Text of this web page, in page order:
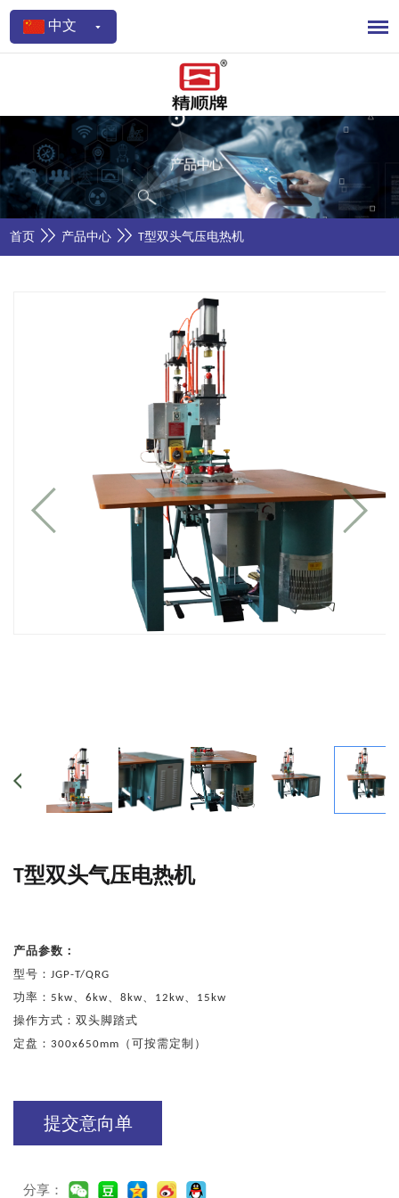
中文
首页 产品中心 T型双头气压电热机
T型双头气压电热机
产品参数：
型号：JGP-T/QRG
功率：5kw、6kw、8kw、12kw、15kw
操作方式：双头脚踏式
定盘：300x650mm（可按需定制）
提交意向单
分享：